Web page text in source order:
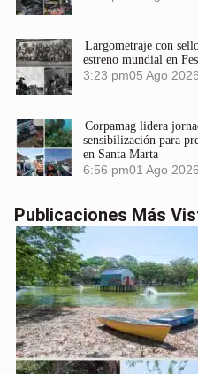
Largometraje con
estreno mundial en
3:23 pm05 Ago 2026
Corpamag lidera
sensibilización para
en Santa Marta
6:56 pm01 Ago 2026
Publicaciones Más